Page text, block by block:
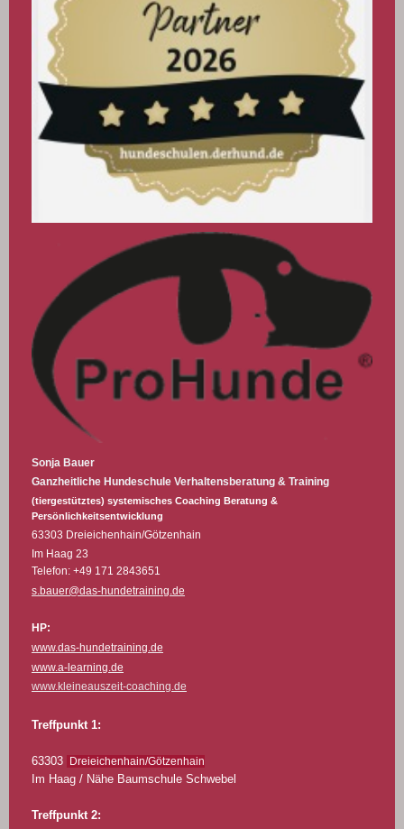
Sonja Bauer
Ganzheitliche Hundeschule Verhaltensberatung & Training
(tiergestütztes) systemisches Coaching Beratung &
Persönlichkeitsentwicklung
63303 Dreieichenhain/Götzenhain
Im Haag 23
Telefon: +49 171 2843651
s.bauer@das-hundetraining.de
HP:
www.das-hundetraining.de
www.a-learning.de
www.kleineauszeit-coaching.de
Treffpunkt 1:
63303 Dreieichenhain/Götzenhain
Im Haag / Nähe Baumschule Schwebel
Treffpunkt 2: